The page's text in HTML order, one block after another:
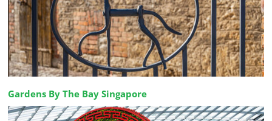
Gardens By The Bay Singapore